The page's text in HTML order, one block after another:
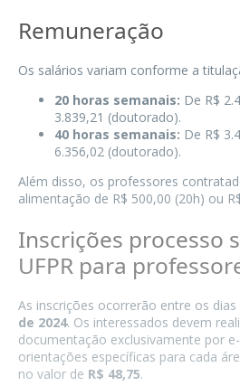
Remuneração
Os salários variam conforme a
20 horas semanais: De R$
3.839,21 (doutorado).
40 horas semanais: De R$
6.356,02 (doutorado).
Além disso, os professores
alimentação de R$ 500,00 (20h) ou
Inscrições processo
UFPR para
As inscrições ocorrerão entre os dias
de 2024. Os interessados devem
documentação exclusivamente por
orientações específicas para cada
no valor de R$ 48,75.